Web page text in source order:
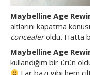
Maybelline Age
altlarını kapatma
concealeroldu. Hatta
Maybelline Age
kullandığım bir ürün